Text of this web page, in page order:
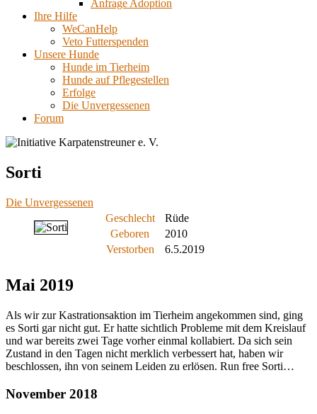
Anfrage Adoption
Ihre Hilfe
WeCanHelp
Veto Futterspenden
Unsere Hunde
Hunde im Tierheim
Hunde auf Pflegestellen
Erfolge
Die Unvergessenen
Forum
Sorti
Die Unvergessenen
Geschlecht
Rüde
Geboren
2010
Verstorben
6.5.2019
Mai 2019
Als wir zur Kastrationsaktion im Tierheim angekommen sind, ging
es Sorti gar nicht gut. Er hatte sichtlich Probleme mit dem Kreislauf
und war bereits zwei Tage vorher einmal kollabiert. Da sich sein
Zustand in den Tagen nicht merklich verbessert hat, haben wir
beschlossen, ihn von seinem Leiden zu erlösen. Run free Sorti…
November 2018